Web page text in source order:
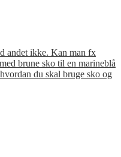
andet ikke. Kan man fx
brune sko til en marineblå
du skal bruge sko og